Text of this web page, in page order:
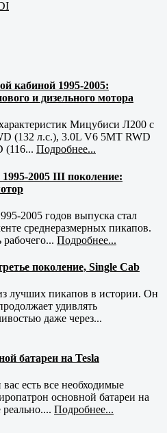
кабиной 1995-2005:
и дизельного мотора
Мицубиси Л200 с
(132 л.с.), 3.0L V6 5MT RWD
(116... Подробнее...
2005 III поколение:
2005 годов выпуска стал
среднеразмерных пикапов.
рабочего... Подробнее...
поколение, Single Cab
лучших пикапов в истории. Он
удивлять
даже через...
батареи на Tesla
есть все необходимые
основной батареи на
Подробнее...